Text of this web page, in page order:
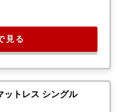
見る
ットレス シングル